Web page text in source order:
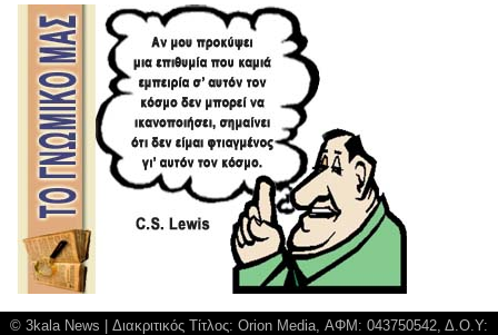
© 3kala News | Διακριτικός Τίτλος: Orion Media, ΑΦΜ: 043750542, Δ.Ο.Υ: